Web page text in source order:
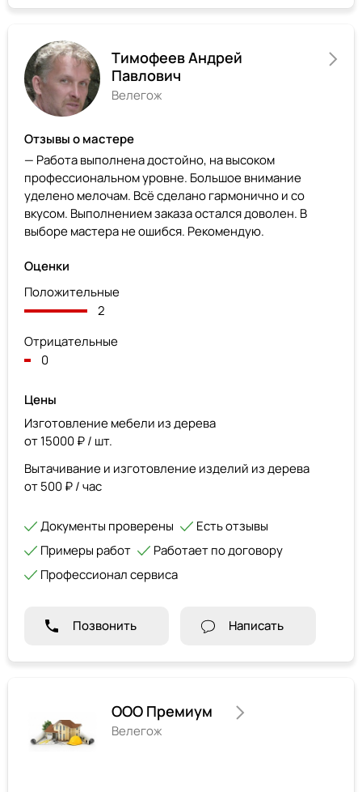
Тимофеев Андрей
Павлович
Велегож
Отзывы о мастере
— Работа выполнена достойно, на высоком
профессиональном уровне. Большое внимание
уделено мелочам. Всё сделано гармонично и со
вкусом. Выполнением заказа остался доволен. В
выборе мастера не ошибся. Рекомендую.
Оценки
Положительные
2
Отрицательные
0
Цены
Изготовление мебели из дерева
от 15000 ₽ / шт.
Вытачивание и изготовление изделий из дерева
от 500 ₽ / час
Документы проверены
Есть отзывы
Примеры работ
Работает по договору
Профессионал сервиса
Позвонить Написать
ООО Премиум
Велегож